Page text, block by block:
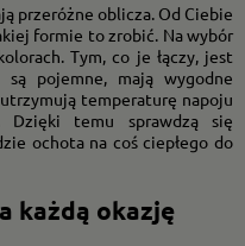
przeróżne oblicza. Od Ciebie
formie to zrobić. Na wybór
Tym, co je łączy, jest
są pojemne, mają wygodne
temperaturę napoju
Dzięki temu sprawdzą się
ochota na coś ciepłego do
każdą okazję